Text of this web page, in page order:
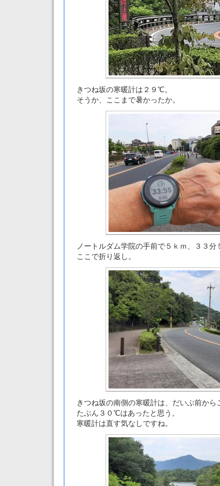
きつね坂の寒暖計は２９℃。
そうか、ここまで暑かったか。
ノートルダム学院の手前で５ｋｍ、３３分
ここで折り返し。
きつね坂の南側の寒暖計は、だいぶ前から
たぶん３０℃はあったと思う。
寒暖計は直す気なしですね。